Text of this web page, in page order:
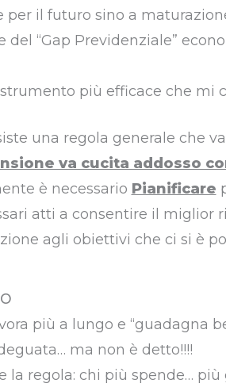
per il futuro sino a
del “Gap Previdenziale”
più efficace che mi
una regola generale che
va cucita addosso
è necessario Pianificare
atti a consentire il miglior
agli obiettivi che ci si è
più a lungo e “guadagna
ma non è detto!!!!
la regola: chi più spende… più